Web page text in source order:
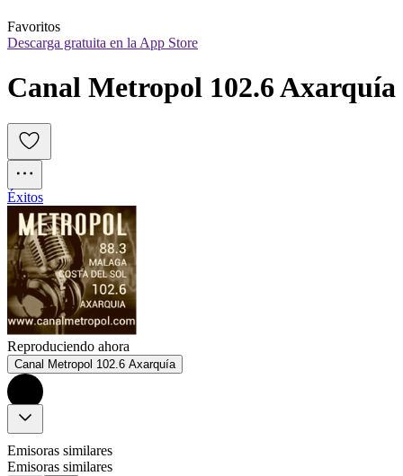
Favoritos
Descarga gratuita en la App Store
Canal Metropol 102.6 Axarquía
Éxitos
Reproduciendo ahora
Canal Metropol 102.6 Axarquía
Emisoras similares
Emisoras similares